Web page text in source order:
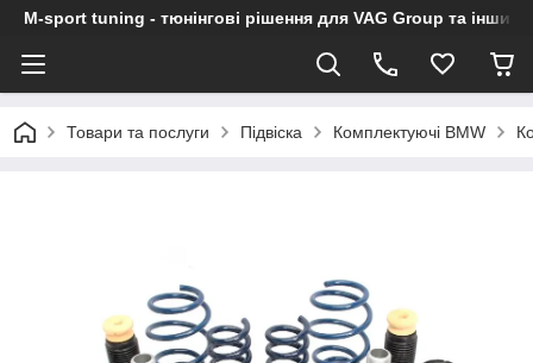
M-sport tuning - тюнінгові рішення для VAG Group та інших
Товари та послуги Підвіска Комплектуючі BMW